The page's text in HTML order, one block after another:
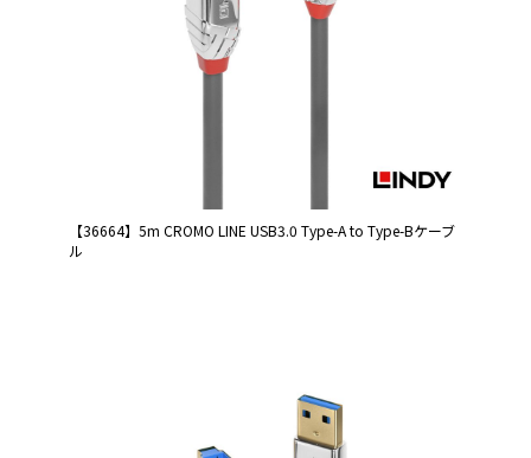
【36664】5m CROMO LINE USB3.0 Type-A to Type-Bケーブ
ル